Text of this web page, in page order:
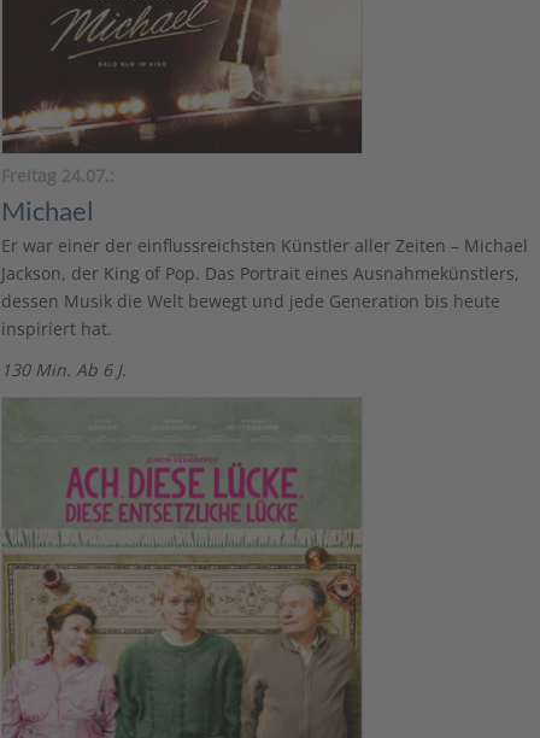
Freitag 24.07.:
Michael
Er war einer der einflussreichsten Künstler aller Zeiten – Michael
Jackson, der King of Pop. Das Portrait eines Ausnahmekünstlers,
dessen Musik die Welt bewegt und jede Generation bis heute
inspiriert hat.
130 Min. Ab 6 J.